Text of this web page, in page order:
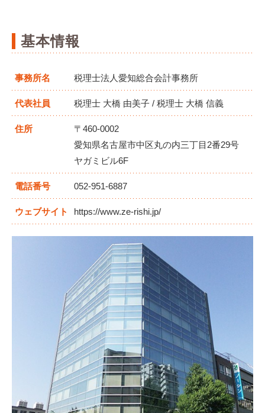
基本情報
事務所名 税理士法人愛知総合会計事務所
代表社員 税理士 大橋 由美子 / 税理士 大橋 信義
住所
〒460-0002
愛知県名古屋市中区丸の内三丁目2番29号
ヤガミビル6F
電話番号 052-951-6887
ウェブサイト https://www.ze-rishi.jp/